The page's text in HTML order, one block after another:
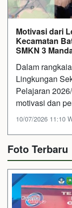
Motivasi dari
Kecamatan
SMKN 3
Dalam
Lingkungan
Pelajaran
motivasi dan
10/07/2026 11:10
Foto Terbaru